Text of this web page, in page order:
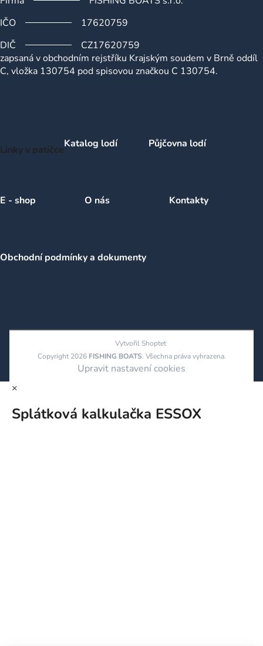
IČO
17620759
DIČ
CZ17620759
zapsaná v obchodním rejstříku Krajským soudem v Brně oddíl
C, vložka 130754 pod spisovou značkou C 130754.
Linky v patičceKatalog lodí Půjčovna lodí
E - shop O nás Kontakty
Obchodní podmínky a dokumenty
Vytvořil Shoptet
Copyright 2026 FISHING BOATS. Všechna práva vyhrazena.
Upravit nastavení cookies
×
Splátková kalkulačka ESSOX